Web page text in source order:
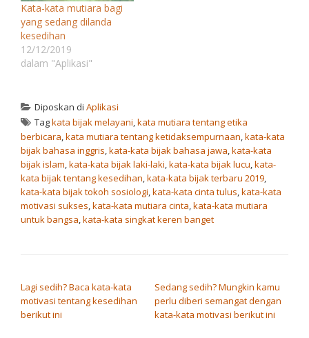
Kata-kata mutiara bagi
yang sedang dilanda
kesedihan
12/12/2019
dalam "Aplikasi"
Diposkan di Aplikasi
Tagkata bijak melayani,kata mutiara tentang etika
berbicara,kata mutiara tentang ketidaksempurnaan,kata-kata
bijak bahasa inggris,kata-kata bijak bahasa jawa,kata-kata
bijak islam,kata-kata bijak laki-laki,kata-kata bijak lucu,kata-
kata bijak tentang kesedihan,kata-kata bijak terbaru 2019,
kata-kata bijak tokoh sosiologi,kata-kata cinta tulus,kata-kata
motivasi sukses,kata-kata mutiara cinta,kata-kata mutiara
untuk bangsa,kata-kata singkat keren banget
Lagi sedih? Baca kata-kata
motivasi tentang kesedihan
berikut ini
Sedang sedih? Mungkin kamu
perlu diberi semangat dengan
kata-kata motivasi berikut ini